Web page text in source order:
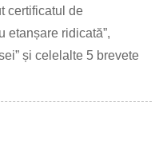
certificatul de
etanșare ridicată”,
și celelalte 5 brevete